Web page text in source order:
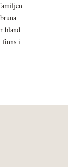
bland
finns i